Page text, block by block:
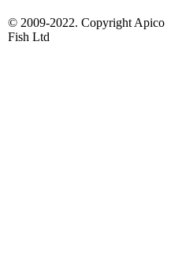
© 2009-2022. Copyright Apico
Fish Ltd